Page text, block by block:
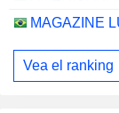
MAGAZINE
Vea el ranking